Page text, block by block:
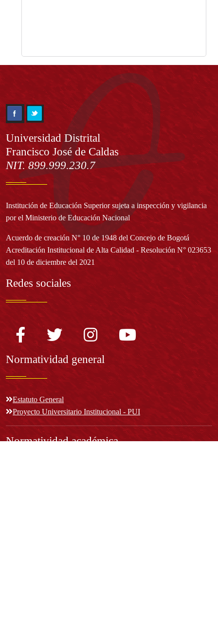
Información
Universidad Distrital
Francisco José de Caldas
NIT. 899.999.230.7
Institución de Educación Superior sujeta a inspección y vigilancia
por el Ministerio de Educación Nacional
Acuerdo de creación N° 10 de 1948 del Concejo de Bogotá
Acreditación Institucional de Alta Calidad - Resolución N° 023653
del 10 de diciembre del 2021
Redes sociales
Normatividad general
Estatuto General
Proyecto Universitario Institucional - PUI
Normatividad académica